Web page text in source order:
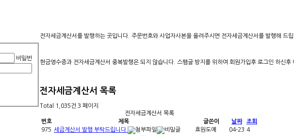
비밀번
전자세금계산서를 발행하는 곳입니다. 주문번호와 사업자사본을 올려주시면 전자세금계산서를 발행해 드
현금영수증과 전자세금계산서 중복발행은 되지 않습니다. 스팸글 방지를 위하여 회원가입후 로그인 하신후
전자세금계산서 목록
Total 1,035건 3 페이지
전자세금계산서 목록
번호
제목 글쓴이 날짜
조회
975 세금계산서 발행 부탁드립니다 효원도예 04-23 4